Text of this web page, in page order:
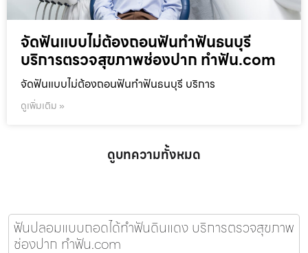
จัดฟันแบบไม่ต้องถอนฟันทำฟันธนบุรี
บริการตรวจสุขภาพช่องปาก ทำฟัน.com
จัดฟันแบบไม่ต้องถอนฟันทำฟันธนบุรี บริการ
ดูเพิ่มเติม »
ดูบทความทั้งหมด
ฟันปลอมแบบถอดได้ทำฟันดินแดง บริการตรวจสุขภาพ
ช่องปาก ทำฟัน.com